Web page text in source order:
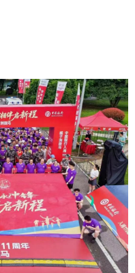
时尚 悦读
亚太网 上市公司
河北 山西
上海 江苏